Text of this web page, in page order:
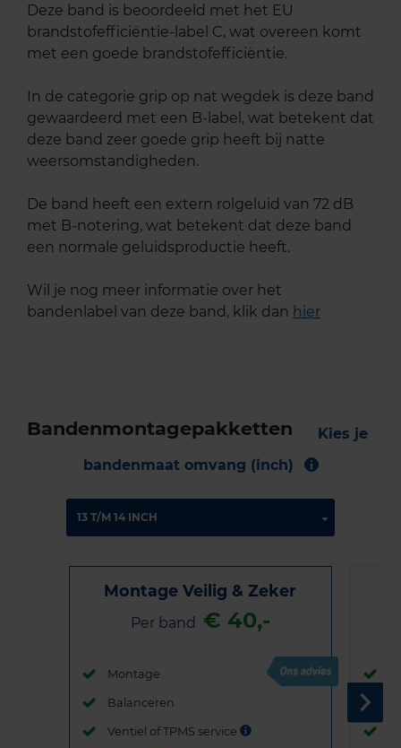
Deze band is beoordeeld met het EU
brandstofefficiëntie-label C, wat overeen komt
met een goede brandstofefficiëntie.
In de categorie grip op nat wegdek is deze band
gewaardeerd met een B-label, wat betekent dat
deze band zeer goede grip heeft bij natte
weersomstandigheden.
De band heeft een extern rolgeluid van 72 dB
met B-notering, wat betekent dat deze band
een normale geluidsproductie heeft.
Wil je nog meer informatie over het
bandenlabel van deze band, klik dan hier
Bandenmontagepakketten
Kies je
bandenmaat omvang (inch)
Montage Veilig & Zeker
Per band € 40,-
Montage
Balanceren
Ventiel of TPMS service